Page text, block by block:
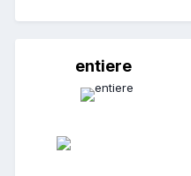
entiere